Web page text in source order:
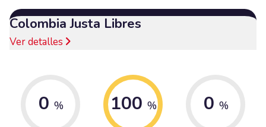
Colombia Justa Libres
Ver detalles
0 % 100 % 0 %